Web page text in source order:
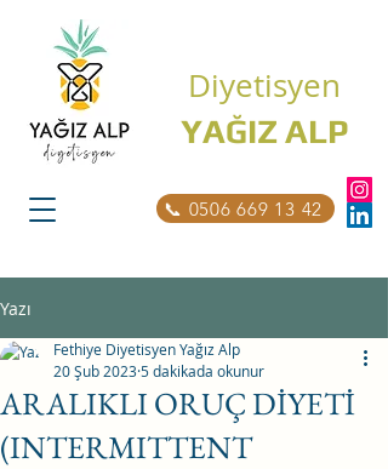
Diyetisyen
YAĞIZ ALP
📞 0506 669 13 42
Yazı
ARALIKLI ORUÇ DİYETİ
(INTERMITTENT
Fethiye Diyetisyen Yağız Alp
20 Şub 20235 dakikada okunur